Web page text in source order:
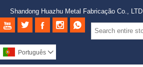
Shandong Huazhu Metal Fabricação Co., LTD
    
Português 